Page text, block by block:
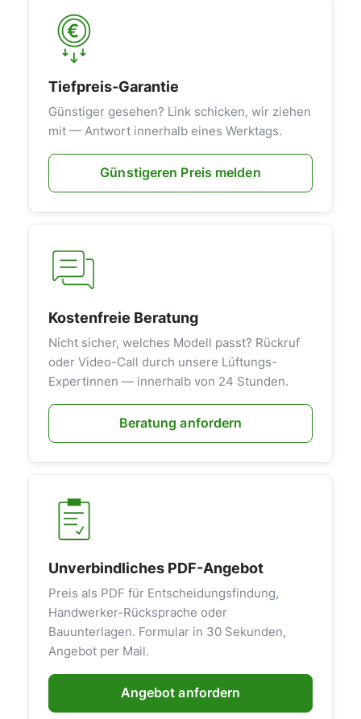
Tiefpreis-Garantie
Günstiger gesehen? Link schicken, wir ziehen
mit — Antwort innerhalb eines Werktags.
Günstigeren Preis melden
Kostenfreie Beratung
Nicht sicher, welches Modell passt? Rückruf
oder Video-Call durch unsere Lüftungs-
Expertinnen — innerhalb von 24 Stunden.
Beratung anfordern
Unverbindliches PDF-Angebot
Preis als PDF für Entscheidungsfindung,
Handwerker-Rücksprache oder
Bauunterlagen. Formular in 30 Sekunden,
Angebot per Mail.
Angebot anfordern